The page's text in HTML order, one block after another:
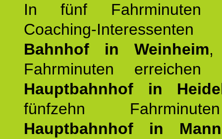
In fünf Fahrminuten
Coaching-
Bahnhof in Weinheim,
Fahrminuten
Hauptbahnhof in
fünfzehn
Hauptbahnhof in